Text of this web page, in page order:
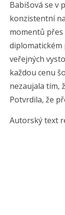
Babišová se v
konzistentní
momentů
diplomatickém
veřejných
každou cenu
nezaujala tím,
Potvrdila, že
Autorský text